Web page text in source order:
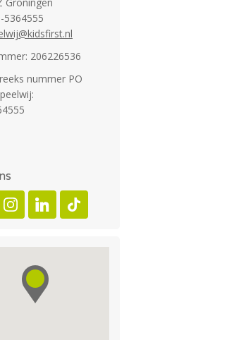
5364555
206226536
nummer PO